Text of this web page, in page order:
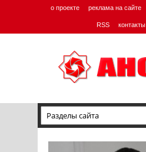
о проекте реклама на сайте
RSS контакты